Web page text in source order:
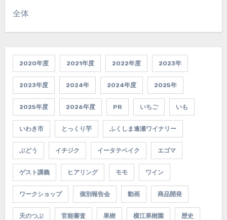
全体
2020年度 2021年度 2022年度 2023年
2023年度 2024年 2024年度 2025年
2025年度 2026年度 PR いちご いも
いわき市 とっくり芋 ふくしま逢瀬ワイナリー
ぶどう イチジク イータテベイク エゴマ
ゲスト講義 ヒアリング モモ ワイン
ワークショップ 個別報告会 動画 商品開発
天のつぶ 官能審査 果樹 横江果樹園 歴史